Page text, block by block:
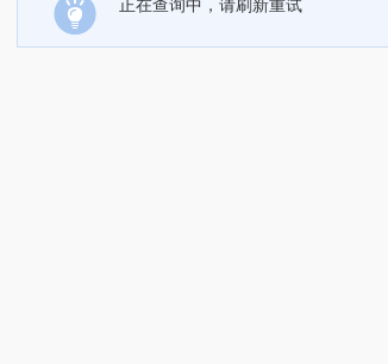
正在查询中，请刷新重试